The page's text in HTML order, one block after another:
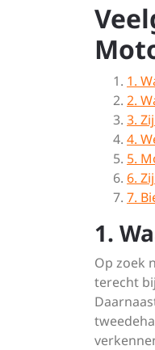
1.
2.
3.
4.
5.
6.
7.
1.
Op zoek
terecht